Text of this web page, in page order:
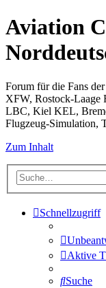
Aviation
Forum für die Fans
XFW, Rostock-Laage
LBC, Kiel KEL,
Flugzeug-Simulation,
Zum Inhalt
Schnellzugriff
Aktive
Suche